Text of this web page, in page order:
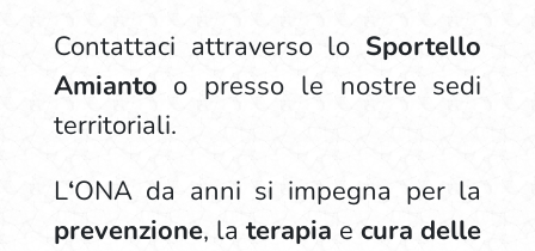
Contattaci attraverso lo Sportello
Amianto o presso le nostre sedi
territoriali.
L‘ONA da anni si impegna per la
prevenzione, laterapia ecura delle